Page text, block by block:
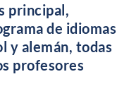
principal,
de idiomas
y alemán, todas
profesores